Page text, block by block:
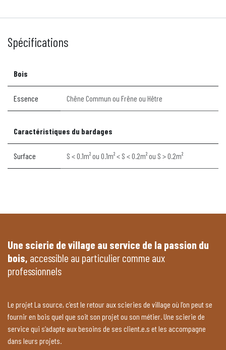
Spécifications
Bois
Essence Chêne Commun ou Frêne ou Hêtre
Caractéristiques du bardages
Surface S < 0.1m²ou 0.1m² < S < 0.2m²ou S > 0.2m²
Une scierie de village au service de la passion du
bois, accessible au particulier comme aux
professionnels
Le projet La source, c’est le retour aux scieries de village où l’on peut se
fournir en bois quel que soit son projet ou son métier. Une scierie de
service qui s’adapte aux besoins de ses client.e.s et les accompagne
dans leurs projets.